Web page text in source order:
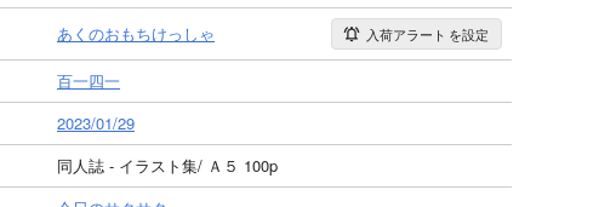
あくのおもちけっしゃ 入荷アラート を設定
百一四一
2023/01/29
同人誌 - イラスト集/ Ａ５ 100p